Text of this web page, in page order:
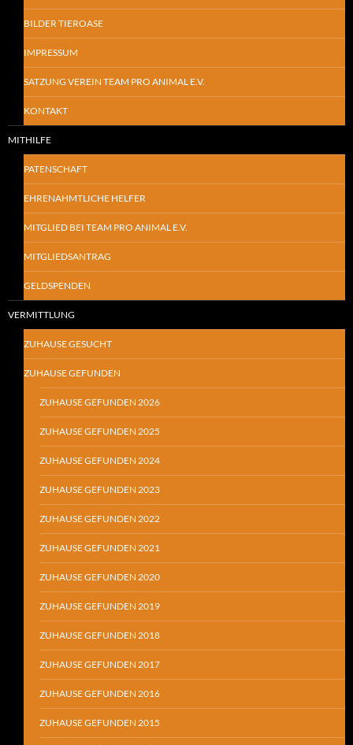
BILDER TIEROASE
IMPRESSUM
SATZUNG VEREIN TEAM PRO ANIMAL E.V.
KONTAKT
MITHILFE
PATENSCHAFT
EHRENAHMTLICHE HELFER
MITGLIED BEI TEAM PRO ANIMAL E.V.
MITGLIEDSANTRAG
GELDSPENDEN
VERMITTLUNG
ZUHAUSE GESUCHT
ZUHAUSE GEFUNDEN
ZUHAUSE GEFUNDEN 2026
ZUHAUSE GEFUNDEN 2025
ZUHAUSE GEFUNDEN 2024
ZUHAUSE GEFUNDEN 2023
ZUHAUSE GEFUNDEN 2022
ZUHAUSE GEFUNDEN 2021
ZUHAUSE GEFUNDEN 2020
ZUHAUSE GEFUNDEN 2019
ZUHAUSE GEFUNDEN 2018
ZUHAUSE GEFUNDEN 2017
ZUHAUSE GEFUNDEN 2016
ZUHAUSE GEFUNDEN 2015